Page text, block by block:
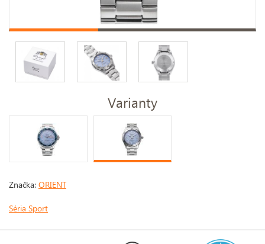
Varianty
Značka: ORIENT
Séria Sport